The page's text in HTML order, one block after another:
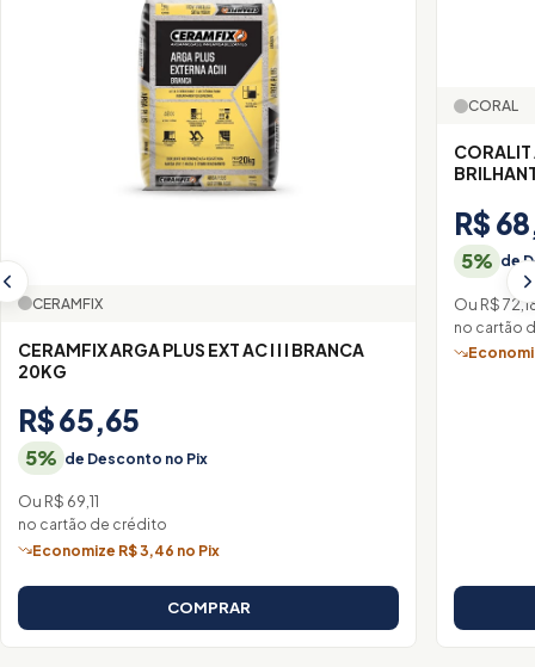
CERAMFIX
CERAMFIX ARGA PLUS EXT AC I I I BRANCA
20KG
R$ 65,65
5% de Desconto no Pix
Ou R$ 69,11
no cartão de crédito
Economize R$ 3,46 no Pix
COMPRAR
CORAL
CORALIT
R$
5% de
Ou R$
no cartão